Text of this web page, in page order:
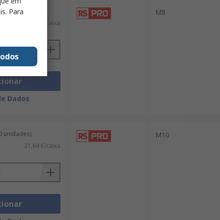
20,59 €/caixa
Dados
M8
unidades)
21,64 €/caixa
M10
Para